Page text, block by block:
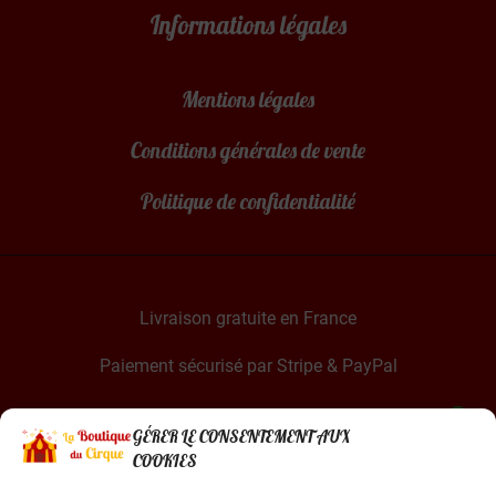
GÉRER LE CONSENTEMENT AUX
COOKIES
Informations légales
Mentions légales
Conditions générales de vente
Politique de confidentialité
Livraison gratuite en France
Paiement sécurisé par Stripe & PayPal